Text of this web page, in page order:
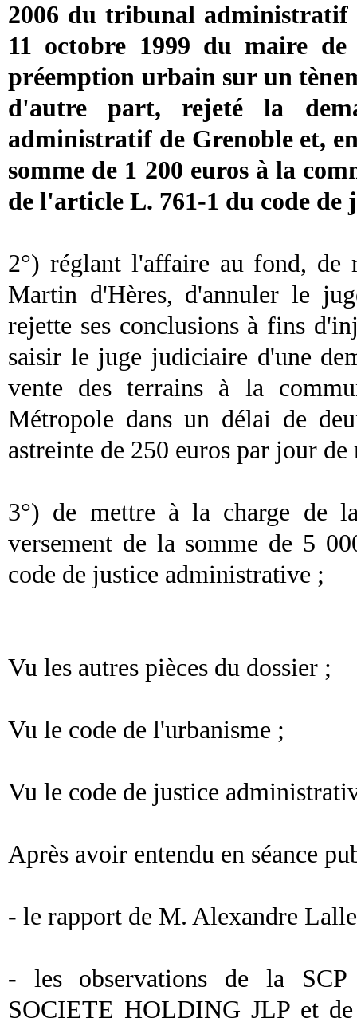
2006 du tribunal administratif
11 octobre 1999 du maire
préemption urbain sur un
d'autre part, rejeté la
administratif de Grenoble et,
somme de 1 200 euros à la
de l'article L. 761-1 du code
2°) réglant l'affaire au fond, de
Martin d'Hères, d'annuler le
rejette ses conclusions à fins
saisir le juge judiciaire d'une
vente des terrains à la
Métropole dans un délai de
astreinte de 250 euros par jour de
3°) de mettre à la charge de
versement de la somme de 5
code de justice administrative ;
Vu les autres pièces du dossier ;
Vu le code de l'urbanisme ;
Vu le code de justice
Après avoir entendu en séance
- le rapport de M. Alexandre
- les observations de la SCP
SOCIETE HOLDING JLP et